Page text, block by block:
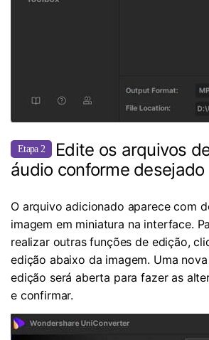
Etapa 2
Edite os arquivos
áudio conforme desejado
O arquivo adicionado aparece com
imagem em miniatura na interface.
realizar outras funções de edição,
edição abaixo da imagem. Uma
edição será aberta para fazer as
e confirmar.